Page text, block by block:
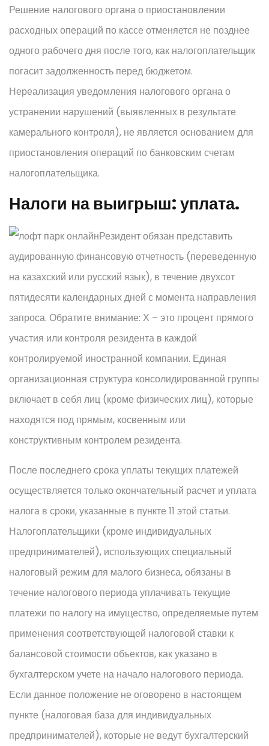
Решение налогового органа о приостановлении
расходных операций по кассе отменяется не позднее
одного рабочего дня после того, как налогоплательщик
погасит задолженность перед бюджетом.
Нереализация уведомления налогового органа о
устранении нарушений (выявленных в результате
камерального контроля), не является основанием для
приостановления операций по банковским счетам
налогоплательщика.
Налоги на выигрыш: уплата.
Резидент обязан представить
аудированную финансовую отчетность (переведенную
на казахский или русский язык), в течение двухсот
пятидесяти календарных дней с момента направления
запроса. Обратите внимание: Х – это процент прямого
участия или контроля резидента в каждой
контролируемой иностранной компании. Единая
организационная структура консолидированной группы
включает в себя лиц (кроме физических лиц), которые
находятся под прямым, косвенным или
конструктивным контролем резидента.
После последнего срока уплаты текущих платежей
осуществляется только окончательный расчет и уплата
налога в сроки, указанные в пункте 11 этой статьи.
Налогоплательщики (кроме индивидуальных
предпринимателей), использующих специальный
налоговый режим для малого бизнеса, обязаны в
течение налогового периода уплачивать текущие
платежи по налогу на имущество, определяемые путем
применения соответствующей налоговой ставки к
балансовой стоимости объектов, как указано в
бухгалтерском учете на начало налогового периода.
Если данное положение не оговорено в настоящем
пункте (налоговая база для индивидуальных
предпринимателей), которые не ведут бухгалтерский